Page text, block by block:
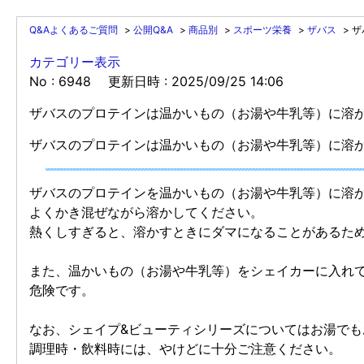
Q&Aよくあるご質問 > 公開Q&A > 商品別 > スポーツ栄養 > ザバス > ザ
カテゴリー表示
No : 6948
更新日時 : 2025/09/25 14:06
ザバスのプロテインは温かいもの（お湯や牛乳等）に溶
ザバスのプロテインは温かいもの（お湯や牛乳等）に溶
ザバスのプロテインを温かいもの（お湯や牛乳等）に溶
よくかき混ぜながら溶かしてください。
熱くしすぎると、溶かすときにダマになることがあるた
また、温かいもの（お湯や牛乳等）をシェイカーに入
危険です。
なお、シェイプ&ビューティシリーズについてはお湯で
調理時・飲料時には、やけどに十分ご注意ください。